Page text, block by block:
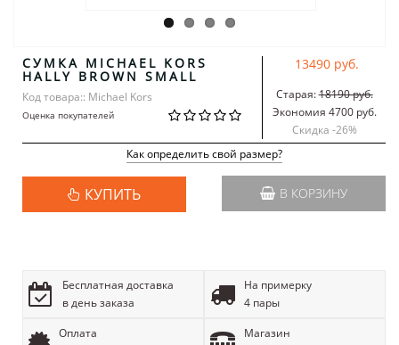
СУМКА MICHAEL KORS
HALLY BROWN SMALL
Код товара:: Michael Kors
Оценка покупателей
13490 руб.
Старая:18190 руб.
Экономия 4700 руб.
Скидка -26%
Как определить свой размер?
КУПИТЬ В КОРЗИНУ
Бесплатная доставка
в день заказа
На примерку
4 пары
Оплата
Магазин